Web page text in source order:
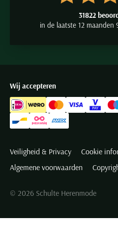
31822
in de laatste 12 maanden
Wij accepteren
Veiligheid & Privacy Cookie
Algemene voorwaarden
© 2026 Schulte Herenmode